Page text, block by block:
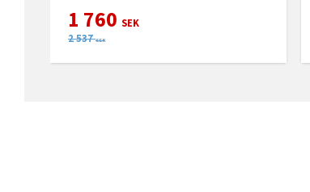
1 760 SEK
2 537 SEK